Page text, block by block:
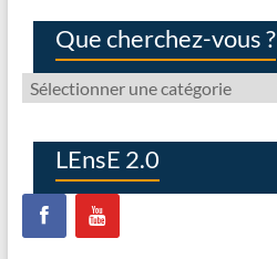
Que cherchez-vous ?
Que
cherchez-
LEnsE 2.0